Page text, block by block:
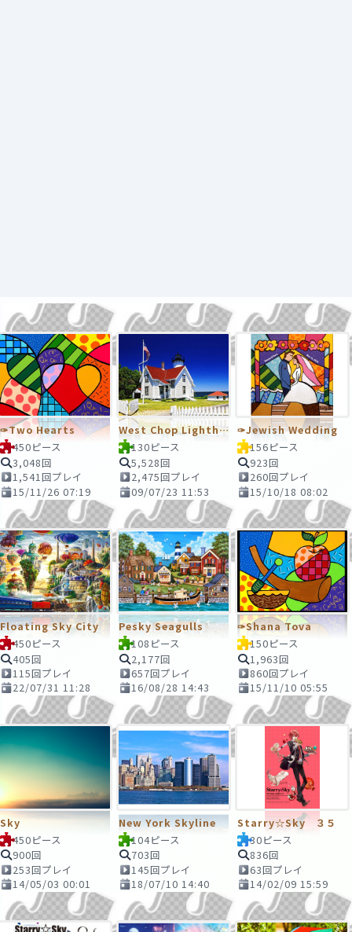
✑Two Hearts
450ピース
3,048回
1,541回プレイ
15/11/26 07:19
West Chop Lighthouse, Massachusetts
130ピース
5,528回
2,475回プレイ
09/07/23 11:53
✑Jewish Wedding
156ピース
923回
260回プレイ
15/10/18 08:02
Floating Sky City
450ピース
405回
115回プレイ
22/07/31 11:28
Pesky Seagulls
108ピース
2,177回
657回プレイ
16/08/28 14:43
✑Shana Tova
150ピース
1,963回
860回プレイ
15/11/10 05:55
Sky
450ピース
900回
253回プレイ
14/05/03 00:01
New York Skyline
104ピース
703回
145回プレイ
18/07/10 14:40
Starry☆Sky ３５
30ピース
836回
63回プレイ
14/02/09 15:59